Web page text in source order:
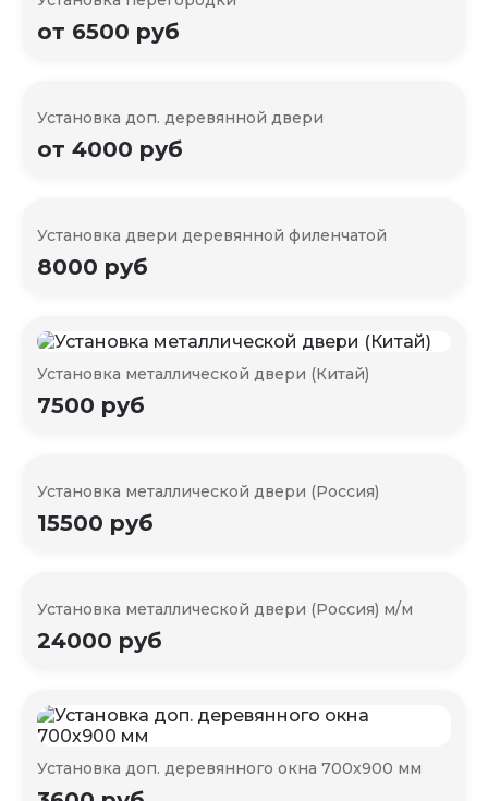
от 6500 руб
Установка доп. деревянной двери
от 4000 руб
Установка двери деревянной филенчатой
8000 руб
Установка металлической двери (Китай)
7500 руб
Установка металлической двери (Россия)
15500 руб
Установка металлической двери (Россия) м/м
24000 руб
Установка доп. деревянного окна 700х900 мм